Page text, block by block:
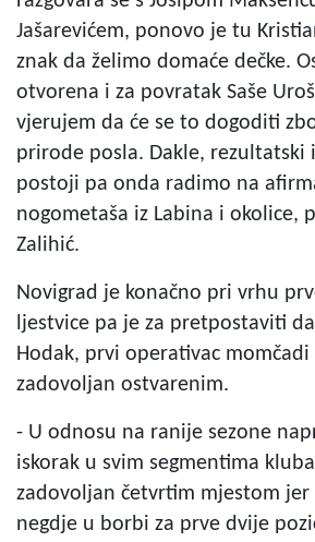
Jašarevićem, ponovo je tu
znak da želimo domaće dečke.
otvorena i za povratak Saše
vjerujem da će se to dogoditi
prirode posla. Dakle, rezultatski
postoji pa onda radimo na
nogometaša iz Labina i okolice,
Zalihić.
Novigrad je konačno pri vrhu
ljestvice pa je za pretpostaviti
Hodak, prvi operativac momčadi
zadovoljan ostvarenim.
- U odnosu na ranije sezone
iskorak u svim segmentima
zadovoljan četvrtim mjestom jer
negdje u borbi za prve dvije